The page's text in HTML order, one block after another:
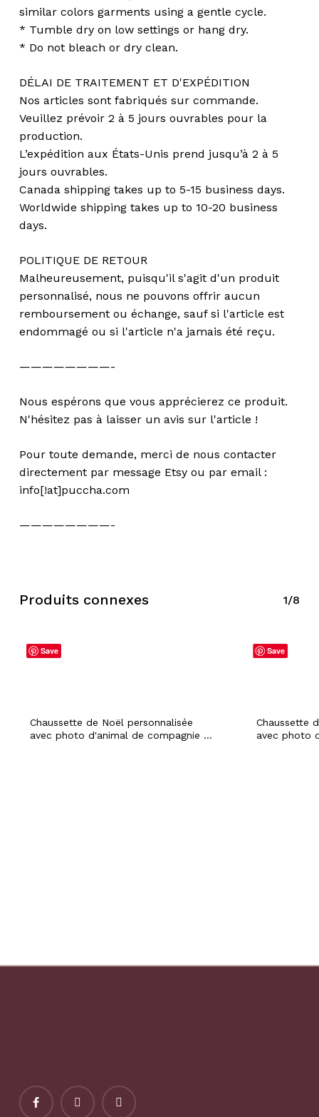
similar colors garments using a gentle cycle.
* Tumble dry on low settings or hang dry.
* Do not bleach or dry clean.
DÉLAI DE TRAITEMENT ET D'EXPÉDITION
Nos articles sont fabriqués sur commande.
Veuillez prévoir 2 à 5 jours ouvrables pour la
production.
L’expédition aux États-Unis prend jusqu’à 2 à 5
jours ouvrables.
Canada shipping takes up to 5-15 business days.
Worldwide shipping takes up to 10-20 business
days.
POLITIQUE DE RETOUR
Malheureusement, puisqu'il s'agit d'un produit
personnalisé, nous ne pouvons offrir aucun
remboursement ou échange, sauf si l'article est
endommagé ou si l'article n'a jamais été reçu.
————————-
Nous espérons que vous apprécierez ce produit.
N'hésitez pas à laisser un avis sur l'article !
Pour toute demande, merci de nous contacter
directement par message Etsy ou par email :
info[!at]puccha.com
————————-
Produits connexes 1/8
Save
Chaussette de Noël personnalisée
avec photo d'animal de compagnie et
Save
Chaussette
avec photo